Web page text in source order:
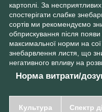
картоплі. За
спостерігати слабке
сортів ми рекомендуємо
обприскування після появи
максимальної норми на
знебарвлення листя, що
негативного впливу на
Норма витрати/
Культура Спектр